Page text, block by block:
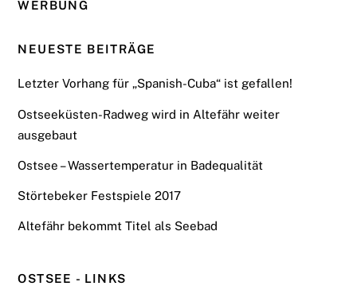
WERBUNG
NEUESTE BEITRÄGE
Letzter Vorhang für „Spanish-Cuba“ ist gefallen!
Ostseeküsten-Radweg wird in Altefähr weiter
ausgebaut
Ostsee – Wassertemperatur in Badequalität
Störtebeker Festspiele 2017
Altefähr bekommt Titel als Seebad
OSTSEE - LINKS